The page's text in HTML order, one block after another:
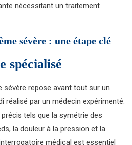
nécessitant un traitement
sévère : une étape clé
spécialisé
repose avant tout sur un
réalisé par un médecin expérimenté.
tels que la symétrie des
la douleur à la pression et la
médical est essentiel